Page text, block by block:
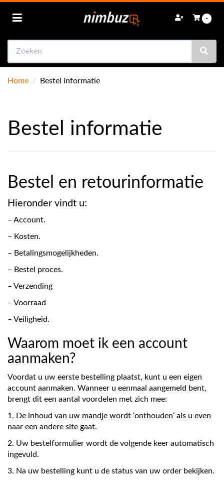
(Navigatie)
(Achteruitrijcamera's)
(Subwoofers)
(Accessoires)
(Sale)
Toggle navigation -
Home / Bestel informatie
Bestel informatie
Bestel en retourinformatie
Hieronder vindt u:
– Account.
– Kosten.
– Betalingsmogelijkheden.
– Bestel proces.
– Verzending
– Voorraad
– Veiligheid.
Waarom moet ik een account
aanmaken?
Voordat u uw eerste bestelling plaatst, kunt u een eigen
account aanmaken. Wanneer u eenmaal aangemeld bent,
brengt dit een aantal voordelen met zich mee:
1. De inhoud van uw mandje wordt ‘onthouden’ als u even
naar een andere site gaat.
2. Uw bestelformulier wordt de volgende keer automatisch
ingevuld.
3. Na uw bestelling kunt u de status van uw order bekijken.